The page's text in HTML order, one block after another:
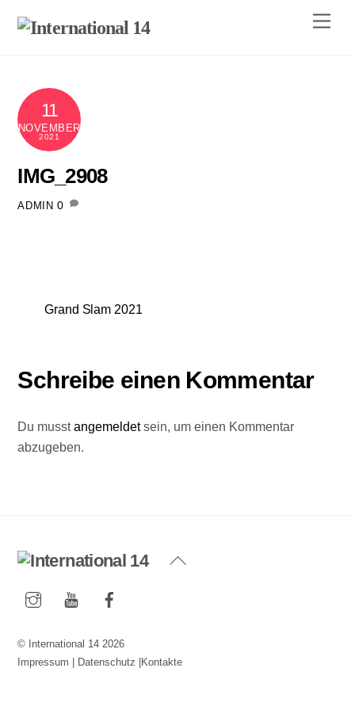
11
NOVEMBER
2021
IMG_2908
ADMIN 0
Grand Slam 2021
Schreibe einen Kommentar
Du musstangemeldetsein, um einen Kommentar
abzugeben.
Back
InstagramYouTube
© International 14 2026
Impressum
Datenschutz Kontakte